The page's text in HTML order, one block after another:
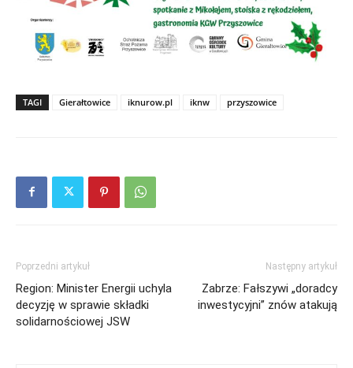
TAGI Gierałtowice iknurow.pl iknw przyszowice
Poprzedni artykuł
Region: Minister Energii uchyla
decyzję w sprawie składki
solidarnościowej JSW
Następny artykuł
Zabrze: Fałszywi „doradcy
inwestycyjni” znów atakują